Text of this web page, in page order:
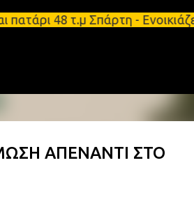
κύριο περιεχόμενο
48 τ.μ Σπάρτη -
ΑΠΕΝΑΝΤΙ ΣΤΟ